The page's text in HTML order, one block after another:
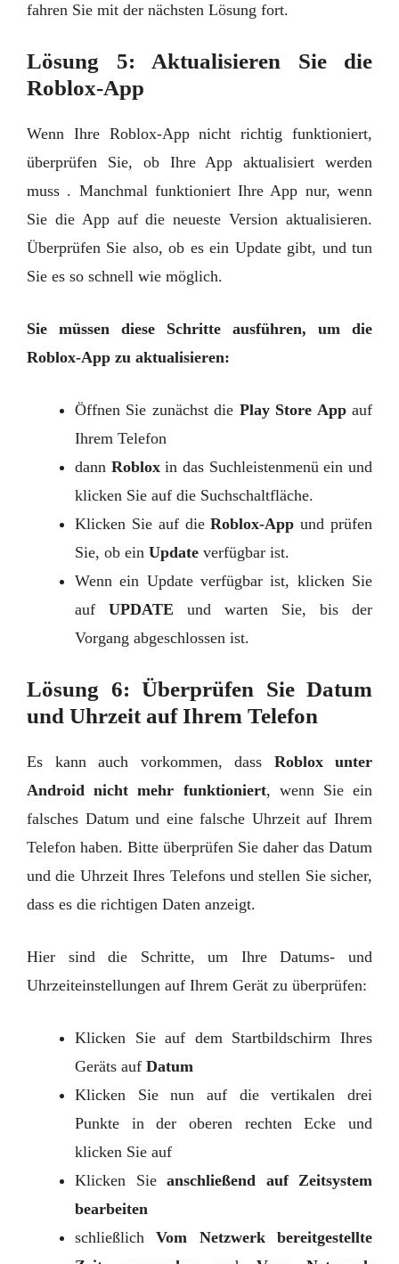
fahren Sie mit der nächsten Lösung fort.
Lösung 5: Aktualisieren Sie die
Roblox-App
Wenn Ihre Roblox-App nicht richtig funktioniert,
überprüfen Sie, ob Ihre App aktualisiert werden
muss . Manchmal funktioniert Ihre App nur, wenn
Sie die App auf die neueste Version aktualisieren.
Überprüfen Sie also, ob es ein Update gibt, und tun
Sie es so schnell wie möglich.
Sie müssen diese Schritte ausführen, um die
Roblox-App zu aktualisieren:
Öffnen Sie zunächst die Play Store Appauf
Ihrem Telefon
dann Robloxin das Suchleistenmenü ein und
klicken Sie auf die Suchschaltfläche.
Klicken Sie auf dieRoblox-Appund prüfen
Sie, ob ein Update verfügbar ist.
Wenn ein Update verfügbar ist, klicken Sie
auf UPDATE und warten Sie, bis der
Vorgang abgeschlossen ist.
Lösung 6: Überprüfen Sie Datum
und Uhrzeit auf Ihrem Telefon
Es kann auch vorkommen, dass Roblox unter
Android nicht mehr funktioniert, wenn Sie ein
falsches Datum und eine falsche Uhrzeit auf Ihrem
Telefon haben. Bitte überprüfen Sie daher das Datum
und die Uhrzeit Ihres Telefons und stellen Sie sicher,
dass es die richtigen Daten anzeigt.
Hier sind die Schritte, um Ihre Datums- und
Uhrzeiteinstellungen auf Ihrem Gerät zu überprüfen:
Klicken Sie auf dem Startbildschirm Ihres
Geräts auf Datum
Klicken Sie nun auf die vertikalen drei
Punkte in der oberen rechten Ecke und
klicken Sie auf
Klicken Sie anschließend auf Zeitsystem
bearbeiten
schließlichVom Netzwerk bereitgestellte